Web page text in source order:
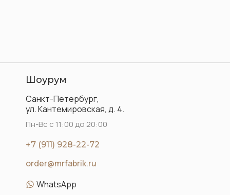
order@mrfabrik.ru
Санкт-Петербург,
ул. Кантемировская, д. 4.
Шоурум
+7 (911) 928-22-72
Пн-Вс с 11:00 до 20:00
WhatsApp